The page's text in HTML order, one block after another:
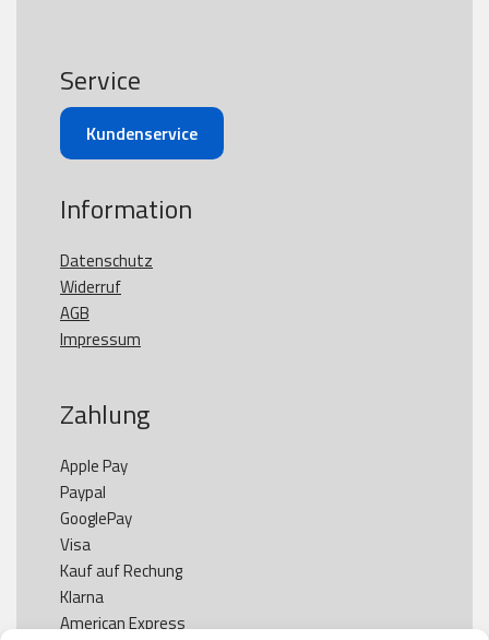
Service
Kundenservice
Information
Datenschutz
Widerruf
AGB
Impressum
Zahlung
Apple Pay
Paypal
GooglePay
Visa
Kauf auf Rechung
Klarna
American Express